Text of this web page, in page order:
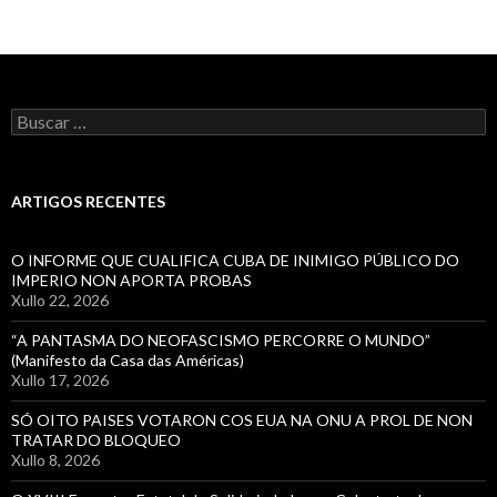
Buscar:
ARTIGOS RECENTES
O INFORME QUE CUALIFICA CUBA DE INIMIGO PÚBLICO DO
IMPERIO NON APORTA PROBAS
Xullo 22, 2026
“A PANTASMA DO NEOFASCISMO PERCORRE O MUNDO”
(Manifesto da Casa das Américas)
Xullo 17, 2026
SÓ OITO PAISES VOTARON COS EUA NA ONU A PROL DE NON
TRATAR DO BLOQUEO
Xullo 8, 2026